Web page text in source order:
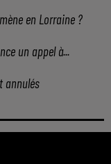
en Lorraine ?
un appel à...
annulés